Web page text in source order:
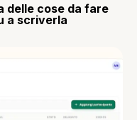
delle cose da fare
a scriverla